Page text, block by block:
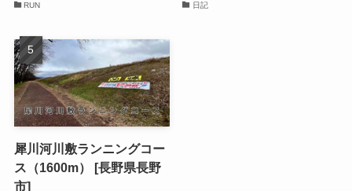
RUN 日記
犀川河川敷ランニングコー
ス（1600m） [長野県長野
市]